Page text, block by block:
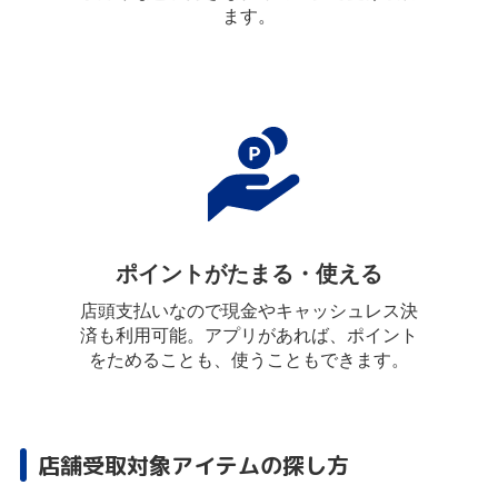
ます。
ポイントがたまる・使える
店頭支払いなので現金やキャッシュレス決
済も利用可能。アプリがあれば、ポイント
をためることも、使うこともできます。
店舗受取対象アイテムの探し方